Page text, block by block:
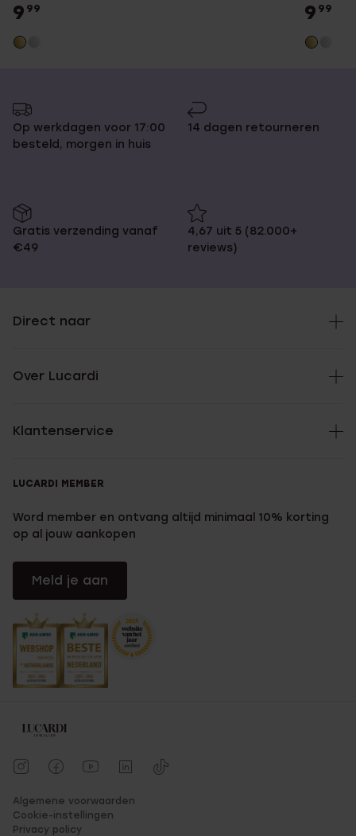
9 99 9 99
Op werkdagen voor 17:00
besteld, morgen in huis
14 dagen retourneren
Gratis verzending vanaf
€49
4,67 uit 5 (82.000+
reviews)
Direct naar
Over Lucardi
Klantenservice
LUCARDI MEMBER
Word member en ontvang altijd minimaal 10% korting
op al jouw aankopen
Meld je aan
Algemene voorwaarden
Cookie-instellingen
Privacy policy